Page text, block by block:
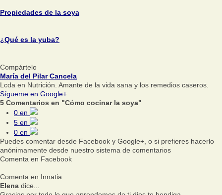
Propiedades de la soya
¿Qué es la yuba?
Compártelo
María del Pilar Cancela
Lcda en Nutrición. Amante de la vida sana y los remedios caseros.
Sígueme en Google+
5 Comentarios en "Cómo cocinar la soya"
0 en
5 en
0 en
Puedes comentar desde Facebook y Google+, o si prefieres hacerlo
anónimamente desde nuestro sistema de comentarios
Comenta en Facebook
Comenta en Innatia
Elena dice...